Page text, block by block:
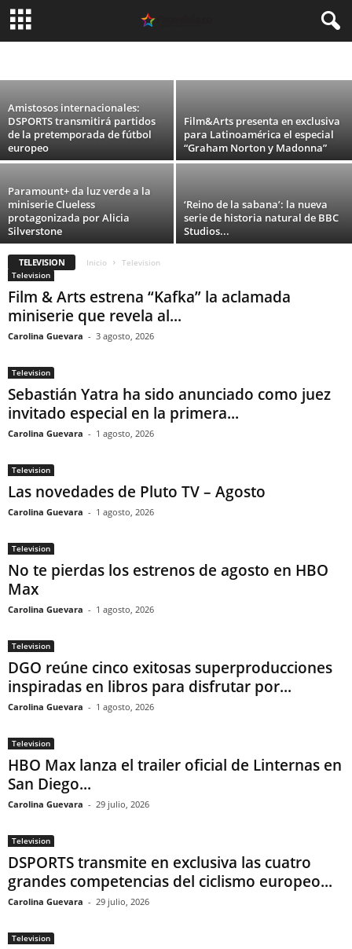
TECNOLOGIA
TELEVISION USA VIDEO
Lifetime Movies, donde nada ni nadie es lo
que parece
Amistosos internacionales:
DSPORTS transmitirá partidos
de la pretemporada de fútbol
europeo
Film&Arts presenta en exclusiva
para Latinoamérica el especial
“Graham Norton y Madonna”
Paramount+ da luz verde a la
miniserie Clueless
protagonizada por Alicia
Silverstone
‘Reino de la sabana’: la nueva
serie de historia natural de BBC
Studios...
TELEVISION Inicio
Television
Television
Film & Arts estrena “Kafka” la aclamada
miniserie que revela al...
Carolina Guevara - 3 agosto, 2026
Television
Sebastián Yatra ha sido anunciado como juez
invitado especial en la primera...
Carolina Guevara - 1 agosto, 2026
Television
Las novedades de Pluto TV – Agosto
Carolina Guevara - 1 agosto, 2026
Television
No te pierdas los estrenos de agosto en HBO
Max
Carolina Guevara - 1 agosto, 2026
Television
DGO reúne cinco exitosas superproducciones
inspiradas en libros para disfrutar por...
Carolina Guevara - 1 agosto, 2026
Television
HBO Max lanza el trailer oficial de Linternas en
San Diego...
Carolina Guevara - 29 julio, 2026
Television
DSPORTS transmite en exclusiva las cuatro
grandes competencias del ciclismo europeo...
Carolina Guevara - 29 julio, 2026
Television